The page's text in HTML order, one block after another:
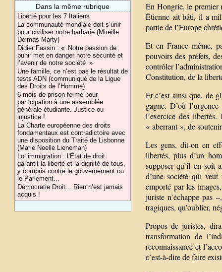
Dans la même rubrique
Liberté pour les 7 Italiens
La communauté mondiale doit s’unir
pour civiliser notre barbarie (Mireille
Delmas-Marty)
Didier Fassin : « Notre passion de
punir met en danger notre sécurité et
l’avenir de notre société »
Une famille, ce n’est pas le résultat de
tests ADN (communiqué de la Ligue
des Droits de l’Homme)
6 mois de prison ferme pour
participation à une assemblée
générale étudiante. Justice ou
injustice !
La Charte européenne des droits
fondamentaux est contradictoire avec
une disposition du Traité de Lisbonne
(Marie Noelle Lieneman)
Loi immigration : l’État de droit
garantit la liberté et la dignité de tous,
y compris contre le gouvernement ou
le Parlement...
Démocratie Droit... Rien n’est jamais
acquis !
En Hongrie, le premier
Étienne ait bâti, il a
partie de l’Europe
Et en France même,
pouvoirs des préfets,
contrôler
Constitution, de la
Et c’est ainsi que, de
gagne. D’où
l’exercice des
« aberrant », de
Les gens, dit-on en
libertés, plus d’un
supposer qu’il en soit
d’une société qui
emporté par les
juriste n’échappe pas
tragiques, qu’oublier,
Propos de juristes,
transformation de
reconnaissance et
c’est-à-dire de faire